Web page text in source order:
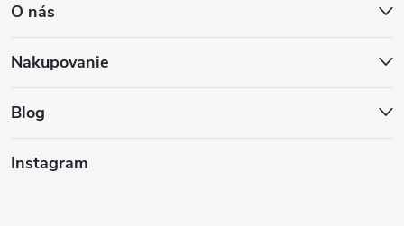
p
ä
O nás
Nakupovanie
Blog
Instagram